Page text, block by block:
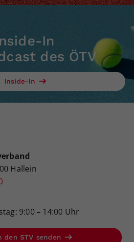
In
des ÖTV
Inside-In
Hallein
9:00 – 14:00 Uhr
den STV senden